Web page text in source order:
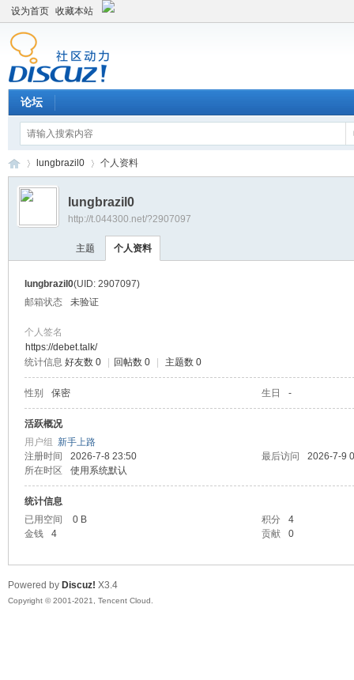
设为首页 收藏本站
论坛
›
lungbrazil0 个人资料
lungbrazil0
http://t.044300.net/?2907097
主题 个人资料
lungbrazil0(UID: 2907097)
邮箱状态
未验证
个人签名
https://debet.talk/
统计信息 好友数 0 回帖数 0 主题数 0
性别 保密 生日 -
活跃概况
用户组 新手上路
注册时间
2026-7-8 23:50 最后访问
2026-7-9
所在时区
使用系统默认
统计信息
已用空间
0 B 积分
4
金钱
4 贡献 0
Powered by Discuz! X3.4
Copyright © 2001-2021, Tencent Cloud.